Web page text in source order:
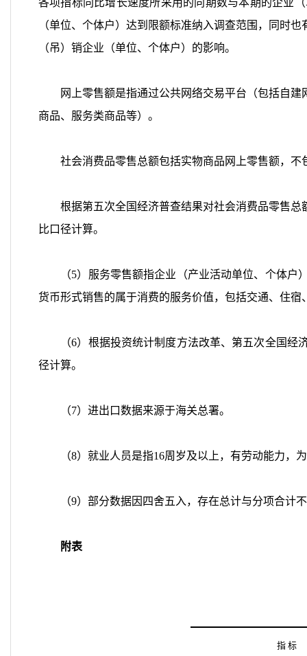
各项指标同比增长速度所采用的同期数与本期的企业
（单位、个体户）达到限额标准纳入调查范围，同时
（吊）销企业（单位、个体户）的影响。
网上零售额是指通过公共网络交易平台（包括自建
商品、服务类商品等）。
社会消费品零售总额包括实物商品网上零售额，不
根据第五次全国经济普查结果对社会消费品零售总
比口径计算。
（5）服务零售额指企业（产业活动单位、个体户）
货币形式销售的属于消费的服务价值，包括交通、住
（6）根据投资统计制度方法改革、第五次全国经济
径计算。
（7）进出口数据来源于海关总署。
（8）就业人员是指16周岁及以上，有劳动能力，
（9）部分数据因四舍五入，存在总计与分项合计
附表
指 标